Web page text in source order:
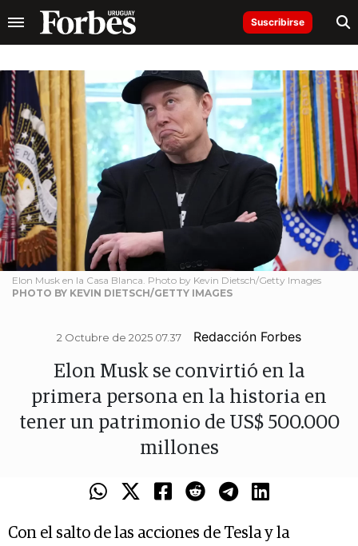
Suscribirse
Elon Musk en la Casa Blanca. Photo by Kevin Dietsch/Getty Images
PHOTO BY KEVIN DIETSCH/GETTY IMAGES
2 Octubre de 2025 07.37 Redacción Forbes
Elon Musk se convirtió en la
primera persona en la historia en
tener un patrimonio de US$ 500.000
millones
Con el salto de las acciones de Tesla y la